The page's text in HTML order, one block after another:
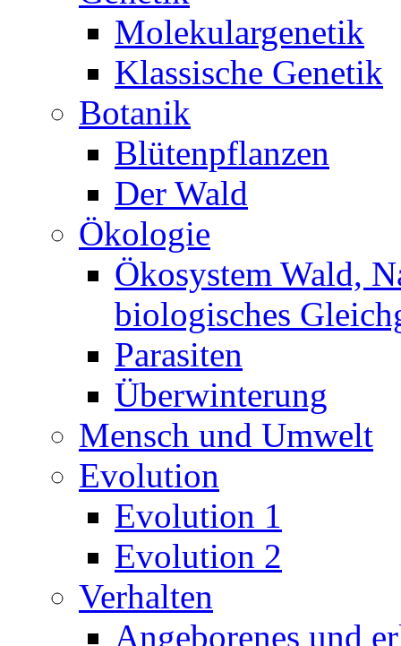
Molekulargenetik
Klassische Genetik
Botanik
Blütenpflanzen
Der Wald
Ökologie
Ökosystem Wald,
biologisches
Parasiten
Überwinterung
Mensch und Umwelt
Evolution
Evolution 1
Evolution 2
Verhalten
Angeborenes und